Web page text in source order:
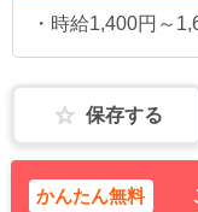
・時給1,400円～
保存する
かんたん無料